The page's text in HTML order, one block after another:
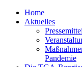
Home
Aktuelles
Pandemie